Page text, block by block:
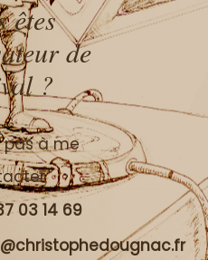
êtes
de
?
pas à me
03 14 69